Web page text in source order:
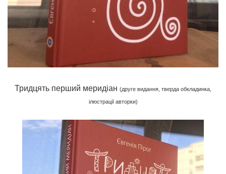
Тридцять перший меридіан (друге видання, тверда обкладинка,
ілюстрації авторки)